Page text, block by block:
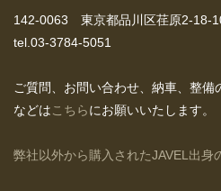
142-0063 東京都品川区荏原2-18-
tel.03-3784-5051
ご質問、お問い合わせ、納車、整備
などは こちらにお願いいたします。
弊社以外から購入されたJAVEL出身